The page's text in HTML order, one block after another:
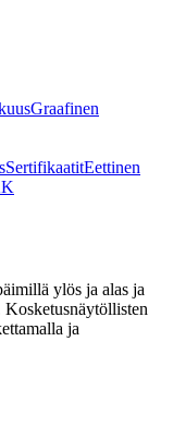
Graafinen
SertifikaatitEettinen
ylös ja alas ja
ja